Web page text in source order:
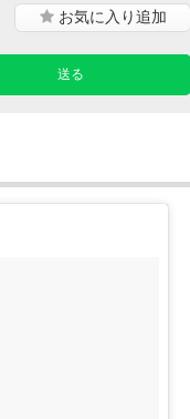
お気に入り追加
送る